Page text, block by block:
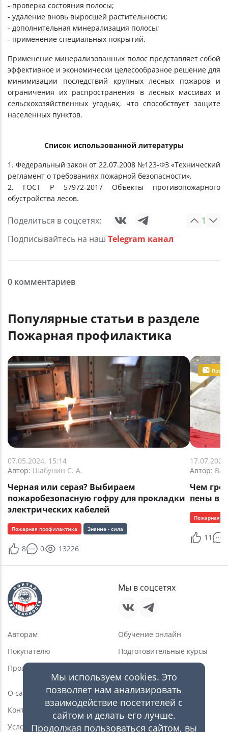
- проверка состояния полосы;
- удаление вновь выросшей растительности;
- дополнительная минерализация полосы;
- применение специальных покрытий.
Применение минерализованных полос представляет собой
эффективное и экономически целесообразное решение для
минимизации последствий крупных лесных пожаров и
ограничения их распространения в лесных массивах и
сельскохозяйственных угодьях, что способствует защите
населенных пунктов.
Список использованной литературы
1. Федеральный закон от 22.07.2008 №123-ФЗ «Технический
регламент о требованиях пожарной безопасности».
2. ГОСТ Р 57972-2017 Объекты противопожарного
обустройства лесов.
Поделиться в соцсетях:
1
Подписывайтесь на наш Telegram канал
0 комментариев
Популярные статьи в разделе
Пожарная профилактика
07.05.2024, 15:14
Автор: Шабунин С. А.
Черная или серая? Выбираем
пожаробезопасную гофру для прокладки
электрических кабелей
Пожарная профилактика Знание - сила
8 0 13226
Промо
Автор:
Чем
пены в
Пожарная
11
Авторам
Покупателю
Производителю
Обучение онлайн
Подготовительные курсы
Статьи
Видео
О сайте
Контакты
Условия пользования
Мы в соцсетях
Мы используем cookies. Это
позволяет нам анализировать
взаимодействие посетителей с
сайтом и делать его лучше.
Продолжая пользоваться сайтом, вы